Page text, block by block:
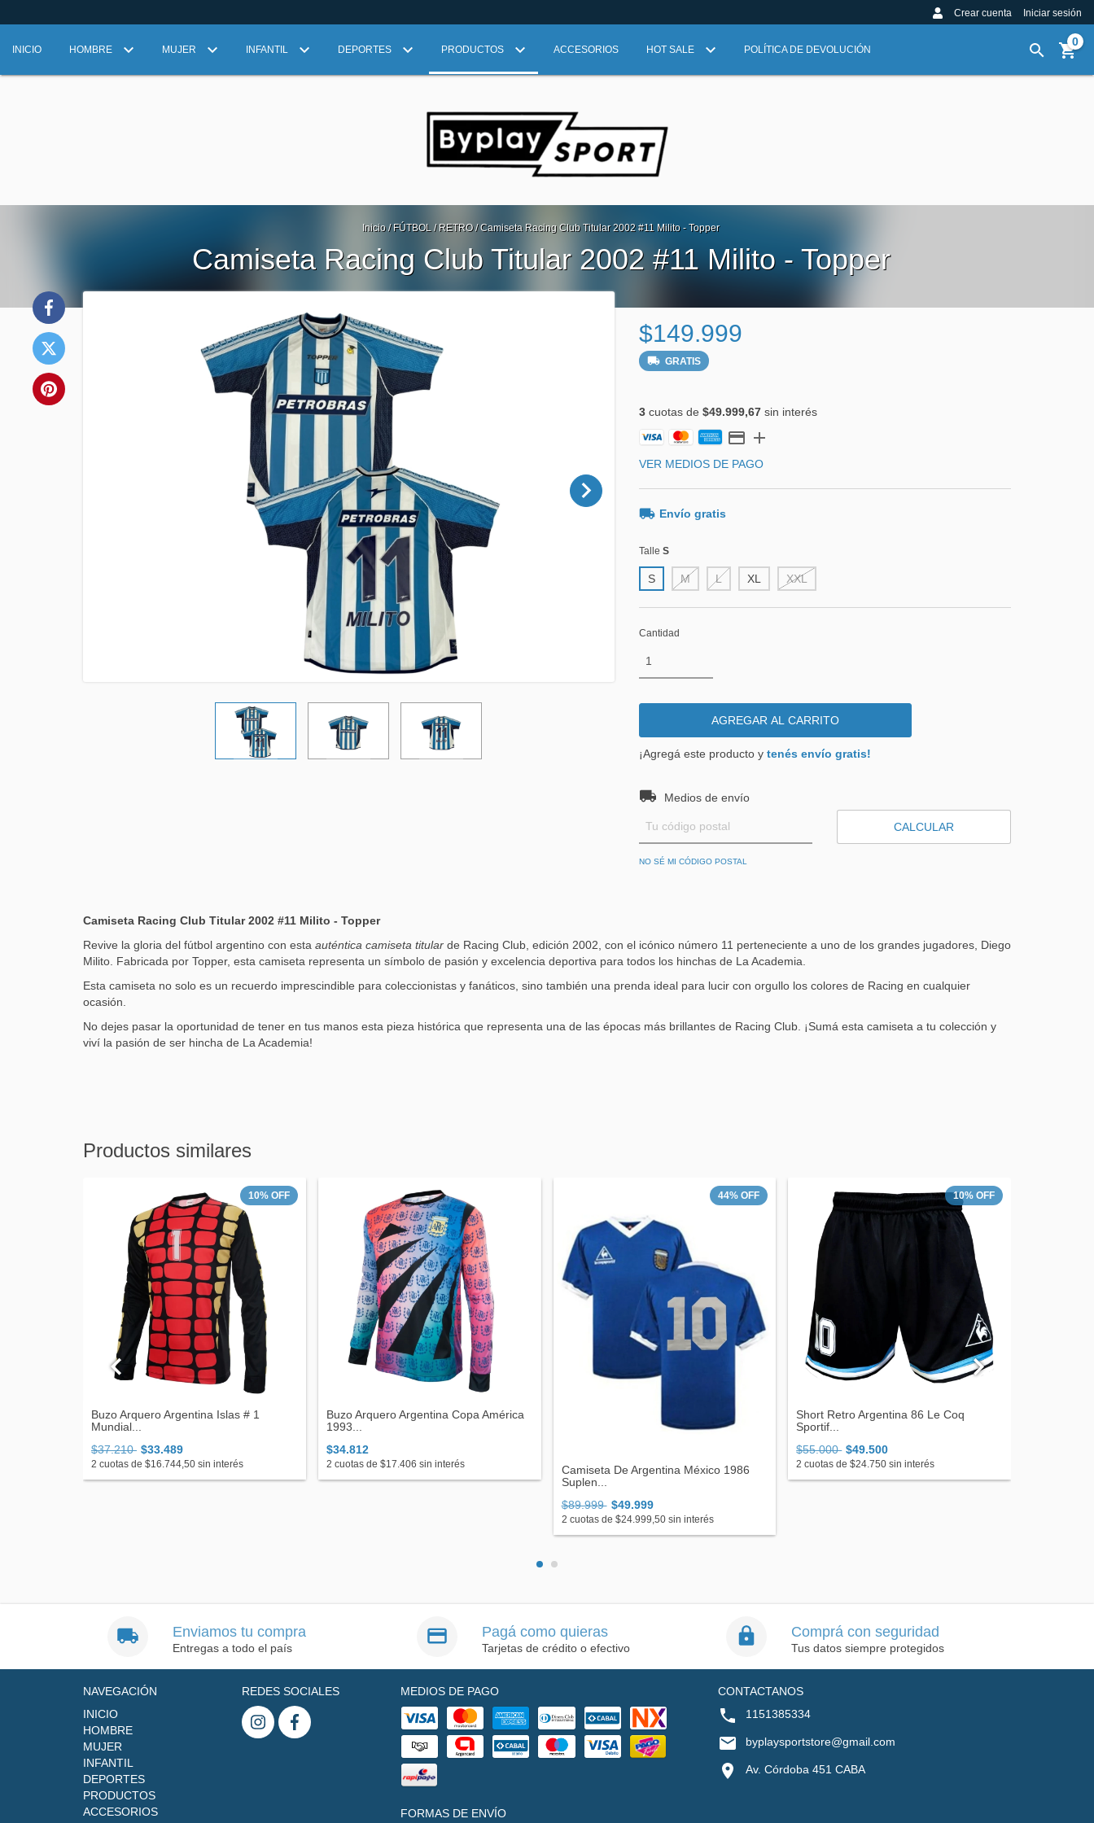
Crear cuenta Iniciar sesión
INICIO HOMBRE MUJER INFANTIL DEPORTES PRODUCTOS ACCESORIOS HOT SALE POLÍTICA DE DEVOLUCIÓN
0
Inicio / FÚTBOL / RETRO / Camiseta Racing Club Titular 2002 #11 Milito - Topper
Camiseta Racing Club Titular 2002 #11 Milito - Topper
$149.999
GRATIS
3cuotas de $49.999,67sin interés
VER MEDIOS DE PAGO
Envío gratis
Talle S
S M L XL XXL
Cantidad
¡Agregá este producto y tenés envío gratis!
Entregas para el CP:
Medios de envío
CALCULAR
NO SÉ MI CÓDIGO POSTAL
Camiseta Racing Club Titular 2002 #11 Milito - Topper
Revive la gloria del fútbol argentino con esta auténtica camiseta titular de Racing Club, edición 2002, con el icónico número 11 perteneciente a uno de los grandes jugadores, Diego
Milito. Fabricada por Topper, esta camiseta representa un símbolo de pasión y excelencia deportiva para todos los hinchas de La Academia.
Esta camiseta no solo es un recuerdo imprescindible para coleccionistas y fanáticos, sino también una prenda ideal para lucir con orgullo los colores de Racing en cualquier
ocasión.
No dejes pasar la oportunidad de tener en tus manos esta pieza histórica que representa una de las épocas más brillantes de Racing Club. ¡Sumá esta camiseta a tu colección y
viví la pasión de ser hincha de La Academia!
Productos similares
10% OFF
Buzo Arquero Argentina Islas # 1
Mundial...
$37.210 $33.489
2 cuotas de $16.744,50 sin interés
Buzo Arquero Argentina Copa América
1993...
$34.812
2 cuotas de $17.406 sin interés
44%OFF
Camiseta De Argentina México 1986
Suplen...
$89.999 $49.999
2 cuotas de $24.999,50sin interés
10% OFF
Short Retro Argentina 86 Le Coq
Sportif...
$55.000 $49.500
2 cuotas de$24.750 sin interés
Enviamos tu compra
Entregas a todo el país
Pagá como quieras
Tarjetas de crédito o efectivo
Comprá con seguridad
Tus datos siempre protegidos
NAVEGACIÓN
INICIO
HOMBRE
MUJER
INFANTIL
DEPORTES
PRODUCTOS
ACCESORIOS
REDES SOCIALES MEDIOS DE PAGO
FORMAS DE ENVÍO
CONTACTANOS
1151385334
byplaysportstore@gmail.com
Av. Córdoba 451 CABA